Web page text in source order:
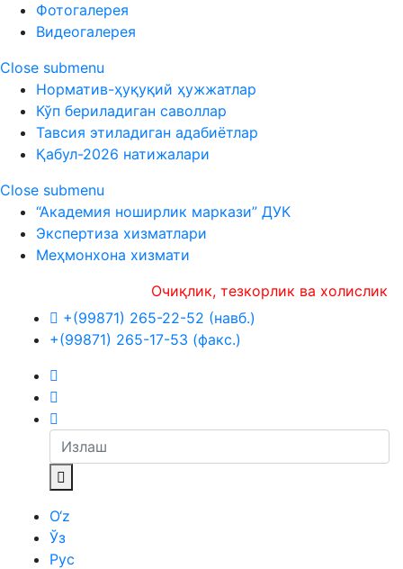
Фотогалерея
Видеогалерея
Close submenu
Норматив-ҳуқуқий ҳужжатлар
Кўп бериладиган саволлар
Тавсия этиладиган адабиётлар
Қабул-2026 натижалари
Close submenu
“Академия ноширлик маркази” ДУК
Экспертиза хизматлари
Меҳмонхона хизмати
Очиқлик, тезкорлик ва холислик
+(99871) 265-22-52 (навб.)
+(99871) 265-17-53 (факс.)
O‘z
Ўз
Рус